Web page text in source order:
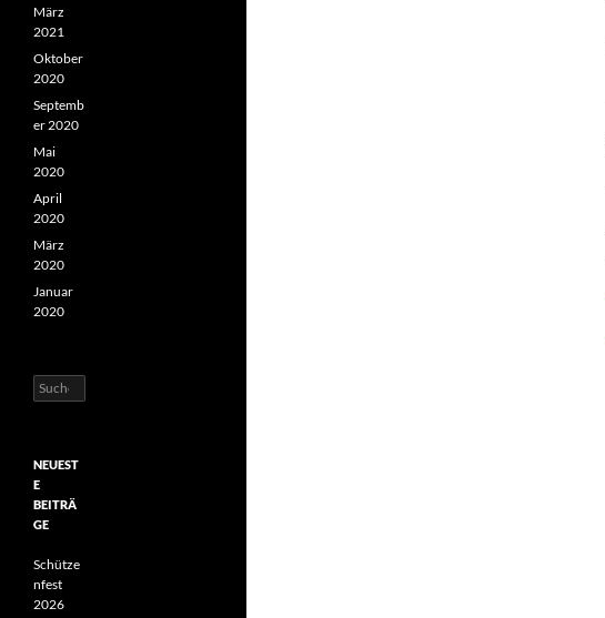
März
2021
Oktober
2020
Septemb
er 2020
Mai
2020
April
2020
März
2020
Januar
2020
Suchen
nach:
NEUEST
E
BEITRÄ
GE
Schütze
nfest
2026